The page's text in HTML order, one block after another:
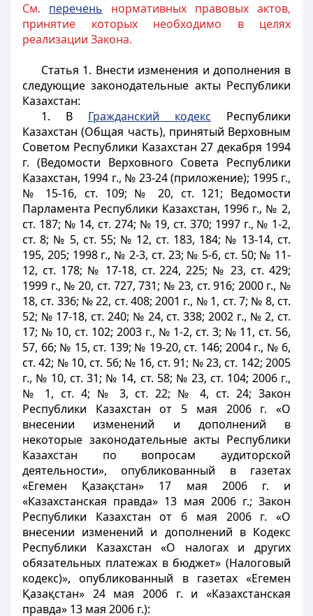
См. перечень нормативных правовых актов,
принятие которых необходимо в целях
реализации Закона.
Статья 1. Внести изменения и дополнения в
следующие законодательные акты Республики
Казахстан:
1. В Гражданский кодекс Республики
Казахстан (Общая часть), принятый Верховным
Советом Республики Казахстан 27 декабря 1994
г. (Ведомости Верховного Совета Республики
Казахстан, 1994 г., № 23-24 (приложение); 1995 г.,
№ 15-16, ст. 109; № 20, ст. 121; Ведомости
Парламента Республики Казахстан, 1996 г., № 2,
ст. 187; № 14, ст. 274; № 19, ст. 370; 1997 г., № 1-2,
ст. 8; № 5, ст. 55; № 12, ст. 183, 184; № 13-14, ст.
195, 205; 1998 г., № 2-3, ст. 23; № 5-6, ст. 50; № 11-
12, ст. 178; № 17-18, ст. 224, 225; № 23, ст. 429;
1999 г., № 20, ст. 727, 731; № 23, ст. 916; 2000 г., №
18, ст. 336; № 22, ст. 408; 2001 г., № 1, ст. 7; № 8, ст.
52; № 17-18, ст. 240; № 24, ст. 338; 2002 г., № 2, ст.
17; № 10, ст. 102; 2003 г., № 1-2, ст. 3; № 11, ст. 56,
57, 66; № 15, ст. 139; № 19-20, ст. 146; 2004 г., № 6,
ст. 42; № 10, ст. 56; № 16, ст. 91; № 23, ст. 142; 2005
г., № 10, ст. 31; № 14, ст. 58; № 23, ст. 104; 2006 г.,
№ 1, ст. 4; № 3, ст. 22; № 4, ст. 24; Закон
Республики Казахстан от 5 мая 2006 г. «О
внесении изменений и дополнений в
некоторые законодательные акты Республики
Казахстан по вопросам аудиторской
деятельности», опубликованный в газетах
«Егемен Қазақстан» 17 мая 2006 г. и
«Казахстанская правда» 13 мая 2006 г.; Закон
Республики Казахстан от 6 мая 2006 г. «О
внесении изменений и дополнений в Кодекс
Республики Казахстан «О налогах и других
обязательных платежах в бюджет» (Налоговый
кодекс)», опубликованный в газетах «Егемен
Қазақстан» 24 мая 2006 г. и «Казахстанская
правда» 13 мая 2006 г.):